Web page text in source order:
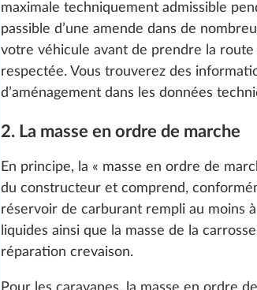
maximale techniquement admissible
passible d’une amende dans de
votre véhicule avant de prendre la
respectée. Vous trouverez des
d’aménagement dans les données
2. La masse en ordre de marche
En principe, la « masse en ordre de
du constructeur et comprend,
réservoir de carburant rempli au moins
liquides ainsi que la masse de la
réparation crevaison.